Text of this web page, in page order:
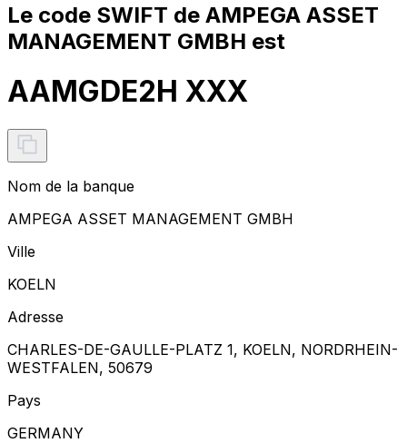
Le code SWIFT de AMPEGA ASSET
MANAGEMENT GMBH est
AAMGDE2H XXX
Nom de la banque
AMPEGA ASSET MANAGEMENT GMBH
Ville
KOELN
Adresse
CHARLES-DE-GAULLE-PLATZ 1, KOELN, NORDRHEIN-
WESTFALEN, 50679
Pays
GERMANY